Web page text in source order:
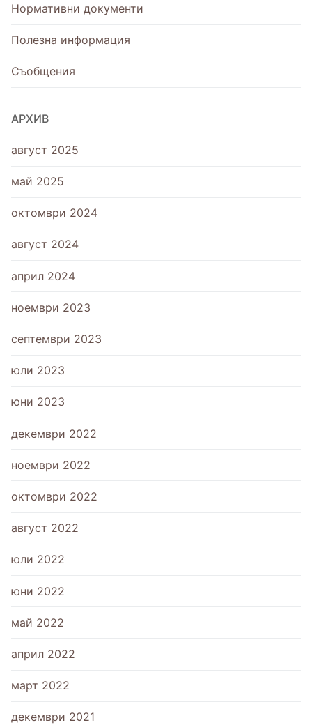
Нормативни документи
Полезна информация
Съобщения
АРХИВ
август 2025
май 2025
октомври 2024
август 2024
април 2024
ноември 2023
септември 2023
юли 2023
юни 2023
декември 2022
ноември 2022
октомври 2022
август 2022
юли 2022
юни 2022
май 2022
април 2022
март 2022
декември 2021